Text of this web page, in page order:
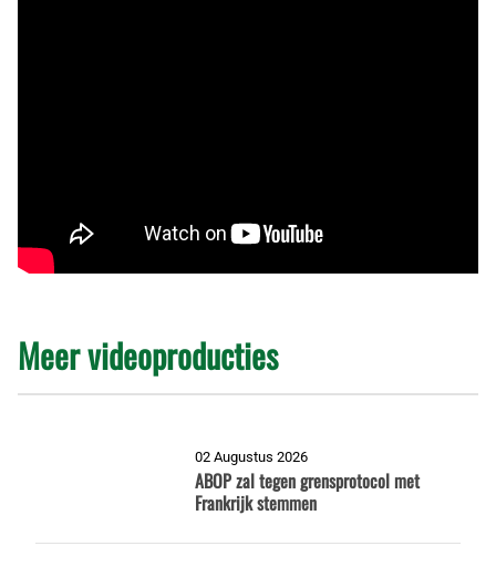
Meer videoproducties
02 Augustus 2026
ABOP zal tegen grensprotocol met
Frankrijk stemmen